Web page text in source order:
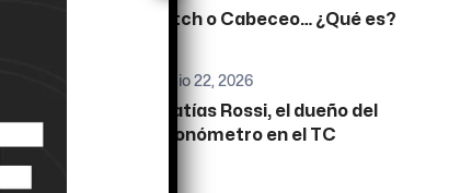
Pitch o Cabeceo… ¿Qué es?
junio 22, 2026
Matías Rossi, el dueño del
cronómetro en el TC